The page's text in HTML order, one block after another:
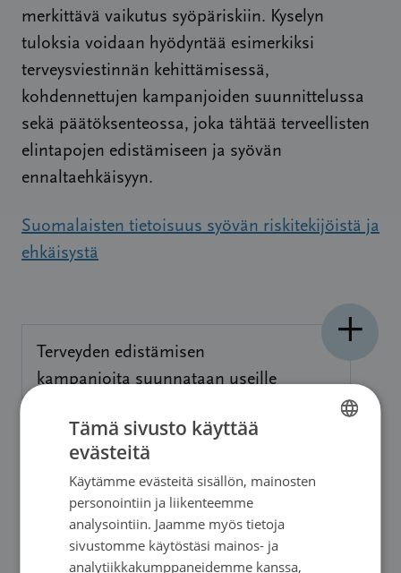
merkittävä vaikutus syöpäriskiin. Kyselyn
tuloksia voidaan hyödyntää esimerkiksi
terveysviestinnän kehittämisessä,
kohdennettujen kampanjoiden suunnittelussa
sekä päätöksenteossa, joka tähtää terveellisten
elintapojen edistämiseen ja syövän
ennaltaehkäisyyn.
Suomalaisten tietoisuus syövän riskitekijöistä ja
ehkäisystä
Terveyden edistämisen
kampanjoita suunnataan useille
CAPOC-hanke ehkäisee lasten
lihavuutta ja ylipainoa
Pohjoismaissa
FINNISH
Tämä sivusto käyttää
evästeitä
Käytämme evästeitä sisällön, mainosten
personointiin ja liikenteemme
analysointiin. Jaamme myös tietoja
sivustomme käytöstäsi mainos- ja
analytiikkakumppaneidemme kanssa,